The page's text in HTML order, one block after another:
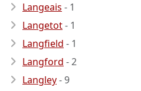
Langeais - 1
Langetot- 1
Langfield - 1
Langford - 2
Langley- 9